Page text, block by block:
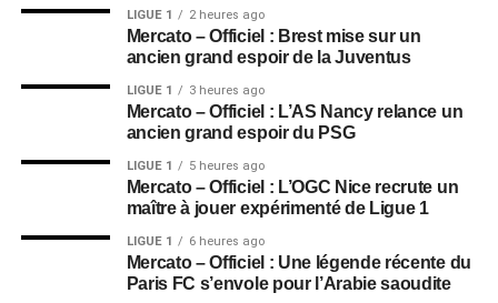
LIGUE 1 2 heures ago
Mercato – Officiel : Brest mise sur un
ancien grand espoir de la Juventus
LIGUE 1 3 heures ago
Mercato – Officiel : L’AS Nancy relance un
ancien grand espoir du PSG
LIGUE 1 5 heures ago
Mercato – Officiel : L’OGC Nice recrute un
maître à jouer expérimenté de Ligue 1
LIGUE 1 6 heures ago
Mercato – Officiel : Une légende récente du
Paris FC s’envole pour l’Arabie saoudite